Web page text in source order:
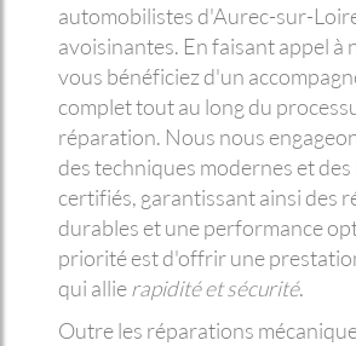
automobilistes d'Aurec-sur-
avoisinantes. En faisant appel à
vous bénéficiez d'un
complet tout au long du
réparation. Nous nous
des techniques modernes et
certifiés, garantissant ainsi des
durables et une performance
priorité est d'offrir une
qui allierapidité et sécurité.
Outre les réparations